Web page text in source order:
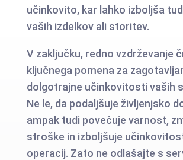
učinkovito, kar lahko izboljša
vaših izdelkov ali storitev.
V zaključku, redno vzdrževanje
ključnega pomena za
dolgotrajne učinkovitosti vaših
Ne le, da podaljšuje življenjsko
ampak tudi povečuje varnost,
stroške in izboljšuje
operacij. Zato ne odlašajte s